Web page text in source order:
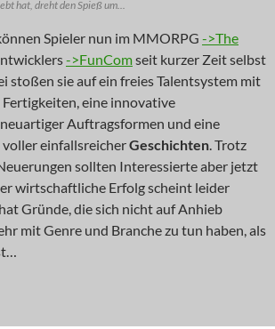
hat, dreht den Spieß um...
Spieler nun im MMORPG ->The
->FunComseit kurzer Zeit selbst
stoßen sie auf ein freies Talentsystem mit
eine innovative
Auftragsformen und eine
einfallsreicherGeschichten. Trotz
sollten Interessierte aber jetzt
wirtschaftliche Erfolg scheint leider
Gründe, die sich nicht auf Anhieb
mit Genre und Branche zu tun haben, als
doch was im Schrank